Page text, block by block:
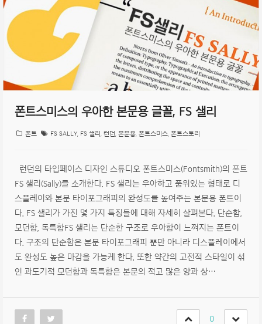
폰트스미스의 우아한 본문용 글꼴, FS 샐리
폰트 FS SALLY FS 샐리 런던 본문용 폰트스미스 폰트스토리
런던의 타입페이스 디자인 스튜디오 폰트스미스(Fontsmith)의 폰트
FS 샐리(Sally)를 소개한다. FS 샐리는 우아하고 품위있는 형태로 디
스플레이와 본문 타이포그래피의 완성도를 높여주는 본문용 폰트이
다. FS 샐리가 가진 몇 가지 특징들에 대해 자세히 살펴본다. 단순함,
모던함, 독특함FS 샐리는 단순한 구조로 우아함이 느껴지는 폰트이
다. 구조의 단순함은 본문 타이포그래피 뿐만 아니라 디스플레이에서
도 완성도 높은 마감을 가능케 한다. 또한 약간의 고전적 스타일이 섞
인 과도기적 모던함과 독특함은 본문의 적고 많은 양과 상…
0